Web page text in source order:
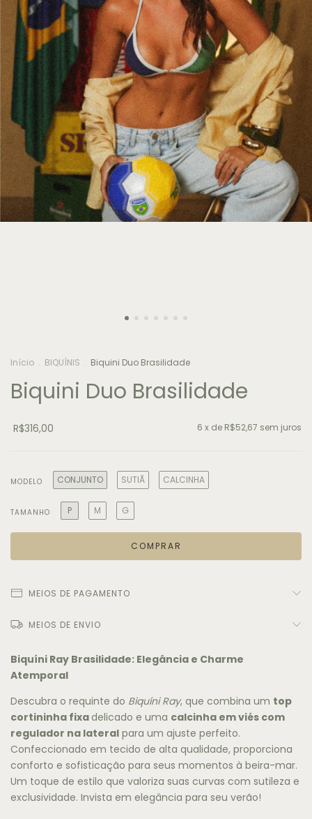
Início . BIQUÍNIS . Biquini Duo Brasilidade
Biquini Duo Brasilidade
R$316,00 6 x de R$52,67 sem juros
MODELO CONJUNTO SUTIÃ CALCINHA
TAMANHO P M G
MEIOS DE PAGAMENTO
MEIOS DE ENVIO
Biquíni Ray Brasilidade: Elegância e Charme
Atemporal
Descubra o requinte do Biquíni Ray, que combina um top
cortininha fixadelicado e uma calcinha em viés com
regulador na lateral para um ajuste perfeito.
Confeccionado em tecido de alta qualidade, proporciona
conforto e sofisticação para seus momentos à beira-mar.
Um toque de estilo que valoriza suas curvas com sutileza e
exclusividade. Invista em elegância para seu verão!